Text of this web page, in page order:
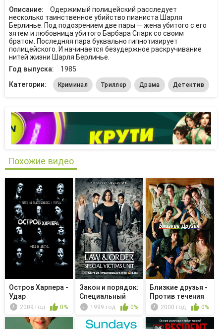
Описание:
Одержимый полицейский расследует
несколько таинственное убийство пианиста Шарля
Берлинье. Под подозрением две пары — жена убитого с его
зятем и любовница убитого Барбара Спарк со своим
братом. Последняя пара буквально гипнотизирует
полицейского. И начинается безудержное раскручивание
нитей жизни Шарля Берлинье.
Год выпуска:
1985
Категории:
Криминал Триллер Драма Детектив
Похожие видео
Остров Харпера -
Удар
2009 год 0%
Закон и порядок:
Специальный
корпус -...
1999 год 0%
Близкие друзья -
Против течения
2000 год 0%